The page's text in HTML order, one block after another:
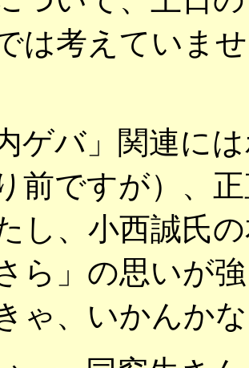
は考えていま
ゲバ」関連に
前ですが）、
し、小西誠氏
ら」の思いが
ゃ、いかんか